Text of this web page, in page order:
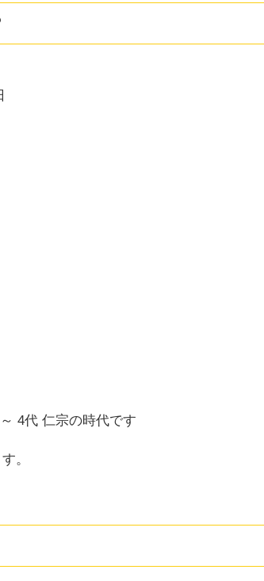
4代 仁宗の時代です
。